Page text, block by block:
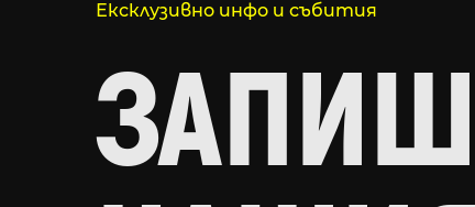
Ексклузивно инфо и събития